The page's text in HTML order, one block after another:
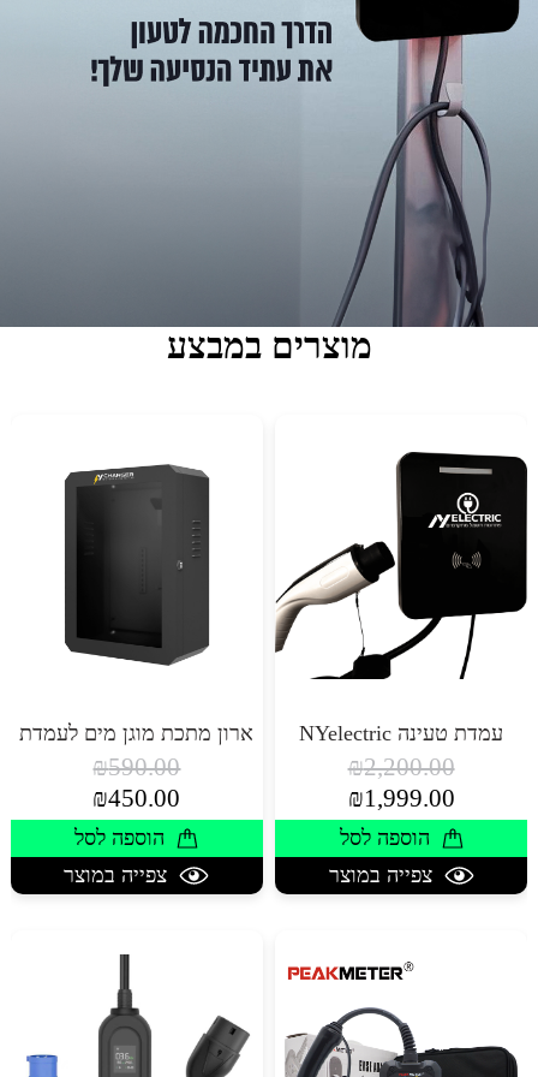
מוצרים במבצע
עמדת טעינה NYelectric
₪2,200.00
המחיר
המקורי
היה:
₪2,200.00.
₪1,999.00
המחיר
הנוכחי
הוא:
₪1,999.00.
הוספה לסל
צפייה במוצר
ארון מתכת מוגן מים לעמדת
טעינה עם דלת זכוכית
20*40*60
₪590.00
המחיר
המקורי
היה:
₪590.00.
₪450.00
המחיר
הנוכחי
הוא:
₪450.00.
הוספה לסל
צפייה במוצר